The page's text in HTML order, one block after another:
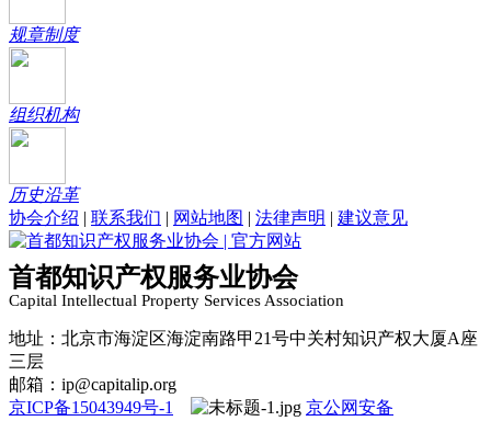
规章制度
组织机构
历史沿革
协会介绍
联系我们 网站地图 法律声明 建议意见
首都知识产权服务业协会
Capital Intellectual Property Services Association
地址：北京市海淀区海淀南路甲21号中关村知识产权大厦A座
三层
邮箱：ip@capitalip.org
京ICP备15043949号-1
京公网安备